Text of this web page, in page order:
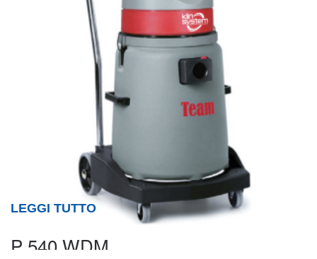
P 540 WDM
LEGGI TUTTO